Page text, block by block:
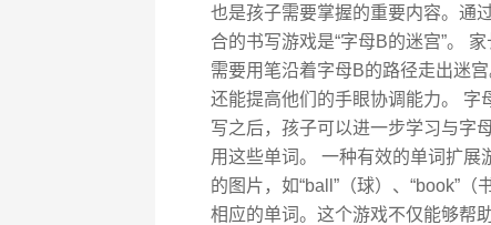
也是孩子需要掌握的重要内容。通
合的书写游戏是“字母B的迷宫”。
需要用笔沿着字母B的路径走出迷
还能提高他们的手眼协调能力。 字
写之后，孩子可以进一步学习与字
用这些单词。 一种有效的单词扩展
的图片，如“ball”（球）、“book”
相应的单词。这个游戏不仅能够帮